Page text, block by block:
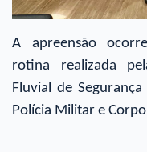
A apreensão
rotina realizada
Fluvial de
Polícia Militar e